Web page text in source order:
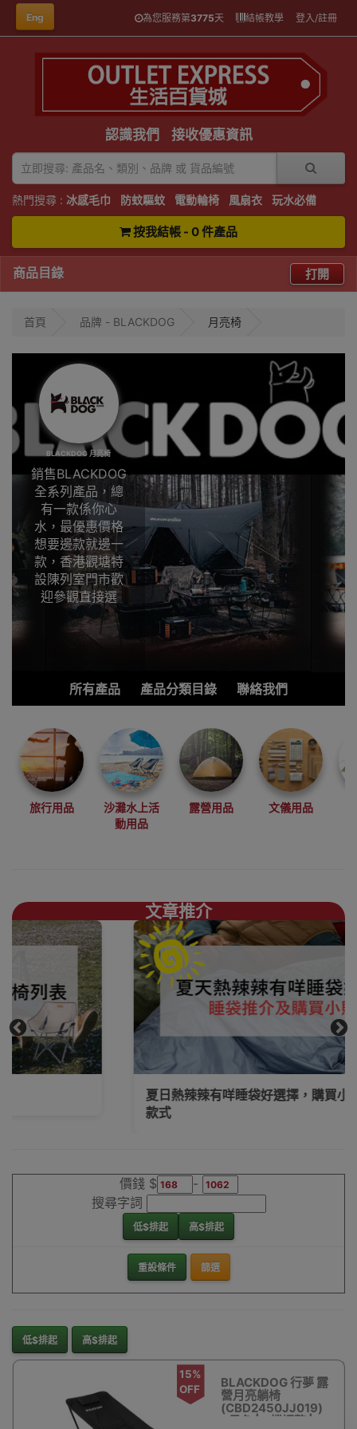
Eng 為您服務第3775天 結帳教學 登入/註冊
認識我們 接收優惠資訊
熱門搜尋 : 冰感毛巾 防蚊驅蚊 電動輪椅 風扇衣 玩水必備
按我結帳 - 0 件產品
商品目錄 打開
首頁 品牌 - BLACKDOG 月亮椅
BLACKDOG 月亮椅
銷售BLACKDOG
全系列產品，總
有一款係你心
水，最優惠價格
想要邊款就邊一
款，香港觀塘特
設陳列室門市歡
迎參觀直接選
購。
綠、藍和紅等等
為你帶來全黑露
營感受
而BLACKDOG推
出了多款全黑互
外露營用品，為
露營人士帶來耳
所有產品 產品分類目錄 聯絡我們
旅行用品
沙灘水上活
動用品
露營用品 文儀用品
文章推介
夏日熱辣辣有咩睡袋好選擇，購買小貼士及推薦
價錢 $
-
搜尋字詞
低$排起 高$排起
重設條件 篩選
低$排起 高$排起
15%
OFF
BLACKDOG 行夢 露
營月亮躺椅
(CBD2450JJ019)
- 黑色 | 9檔調整 | 7